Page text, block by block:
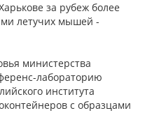
за рубеж более
летучих мышей -
министерства
лабораторию
института
с образцами